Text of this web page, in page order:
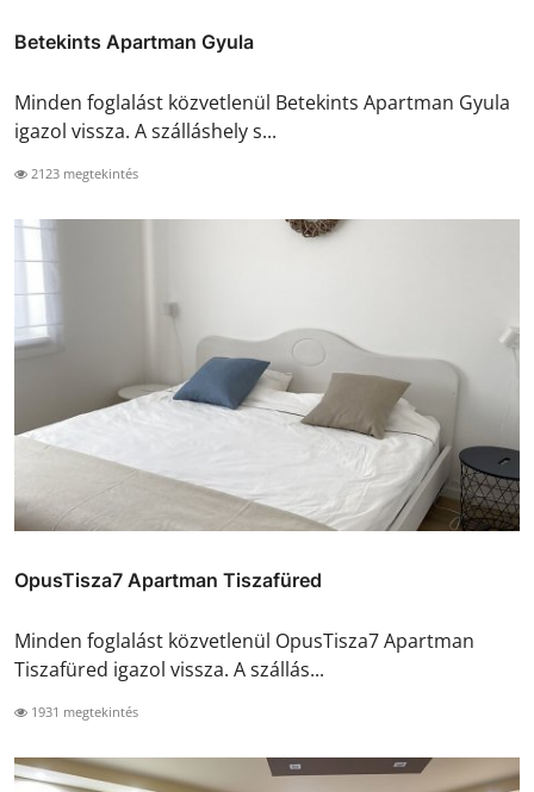
Betekints Apartman Gyula
Minden foglalást közvetlenül Betekints Apartman Gyula
igazol vissza. A szálláshely s...
2123 megtekintés
OpusTisza7 Apartman Tiszafüred
Minden foglalást közvetlenül OpusTisza7 Apartman
Tiszafüred igazol vissza. A szállás...
1931 megtekintés